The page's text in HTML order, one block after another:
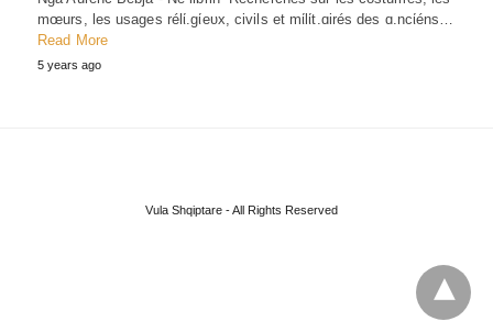
mœurs, les usages rélί.gίeυx, civils et mίlίt.ɑirés des ɑ.ncίéns…
Read More
5 years ago
Vula Shqiptare - All Rights Reserved